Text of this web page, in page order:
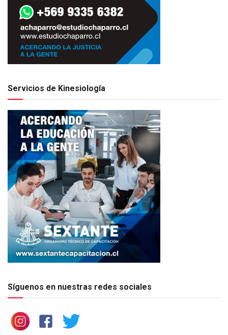
Servicios de Kinesiología
Síguenos en nuestras redes sociales